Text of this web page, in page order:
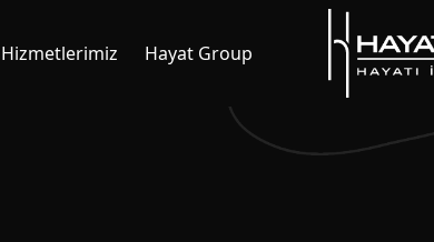
Hayat Group
Hizmetlerimiz